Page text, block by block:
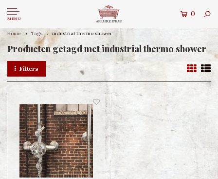
MENU
0
Home Tags industrial thermo shower
Producten getagd met industrial thermo shower
Filters